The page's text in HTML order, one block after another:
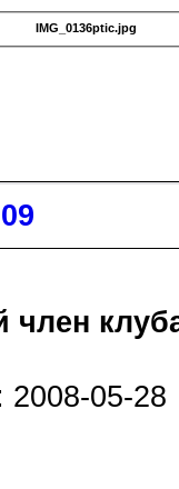
IMG_0136ptic.jpg
член
2008-05-28